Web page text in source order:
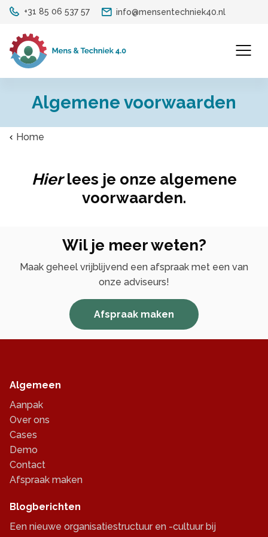
+31 85 06 537 57 info@mensentechniek40.nl
Algemene voorwaarden
Home
Hierlees je onze algemene
voorwaarden.
Wil je meer weten?
Maak geheel vrijblijvend een afspraak met een van
onze adviseurs!
Afspraak maken
Algemeen
Aanpak
Over ons
Cases
Demo
Contact
Afspraak maken
Blogberichten
Een nieuwe organisatiestructuur en -cultuur bij